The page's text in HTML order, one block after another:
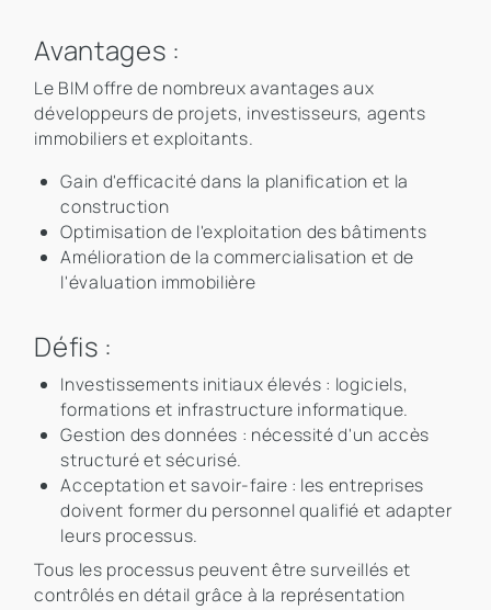
Avantages :
Le BIM offre de nombreux avantages aux
développeurs de projets, investisseurs, agents
immobiliers et exploitants.
Gain d'efficacité dans la planification et la
construction
Optimisation de l'exploitation des bâtiments
Amélioration de la commercialisation et de
l'évaluation immobilière
Défis :
Investissements initiaux élevés : logiciels,
formations et infrastructure informatique.
Gestion des données : nécessité d'un accès
structuré et sécurisé.
Acceptation et savoir-faire : les entreprises
doivent former du personnel qualifié et adapter
leurs processus.
Tous les processus peuvent être surveillés et
contrôlés en détail grâce à la représentation